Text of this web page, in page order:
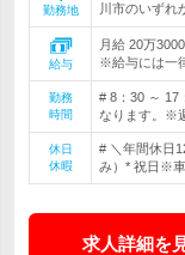
勤務地
川市のいずれ
給与
月給 20万
※給与には一
勤務
時間
# 8：30 ～ 17
なります。※
休日
休暇
# ＼年間休日
み）* 祝日※
求人詳細を